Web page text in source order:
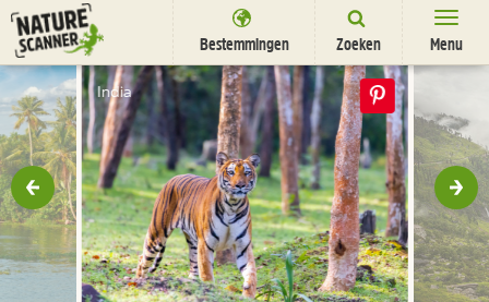
Ga
naar
content
Bestemmingen Zoeken Menu
Bestemmingen
Overnachten
Activiteiten
Natuurparken
Dieren
India